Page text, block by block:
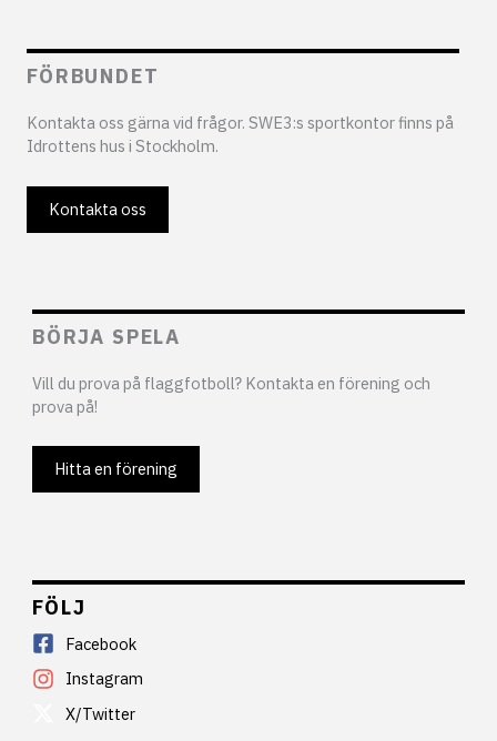
FÖRBUNDET
Kontakta oss gärna vid frågor. SWE3:s sportkontor finns på
Idrottens hus i Stockholm.
Kontakta oss
BÖRJA SPELA
Vill du prova på flaggfotboll? Kontakta en förening och
prova på!
Hitta en förening
FÖLJ
Facebook
Instagram
X/Twitter